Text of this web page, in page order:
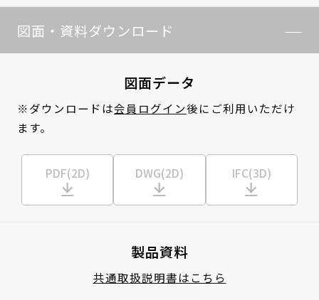
図面・資料ダウンロード
図面データ
※ダウンロードは会員ログイン後にご利用いただけ
ます。
PDF(2D) DWG(2D) IFC(3D)
製品資料
共通取扱説明書はこちら